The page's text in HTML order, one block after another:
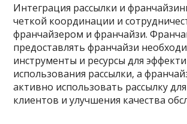
Интеграция рассылки и
четкой координации и
франчайзером и франчайзи.
предоставлять франчайзи
инструменты и ресурсы для
использования рассылки, а
активно использовать рассылку
клиентов и улучшения качества